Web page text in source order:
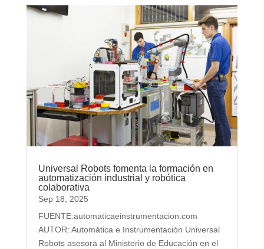
Universal Robots fomenta la formación en
automatización industrial y robótica
colaborativa
Sep 18, 2025
FUENTE:automaticaeinstrumentacion.com
AUTOR: Automática e Instrumentación Universal
Robots asesora al Ministerio de Educación en el